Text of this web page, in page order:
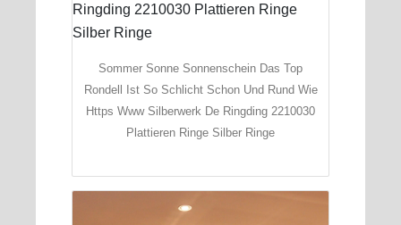
Sommer Sonne Sonnenschein Das Top
Rondell Ist So Schlicht Schon Und Rund Wie
Https Www Silberwerk De Ringding 2210030
Plattieren Ringe Silber Ringe